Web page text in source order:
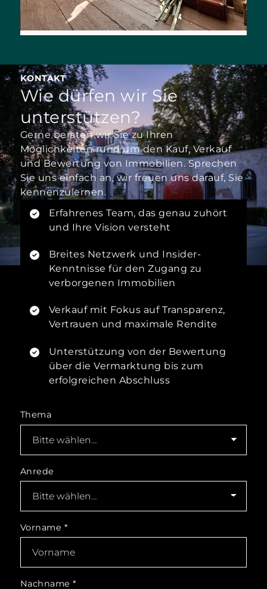
KONTAKT
Wie dürfen wir Sie
unterstützen?
Gerne beraten wir Sie zu Ihren
Möglichkeiten rund um den Kauf, Verkauf
und Bewertung von Immobilien. Sprechen
Sie uns einfach an, wir freuen uns darauf, Sie
kennenzulernen.
Erfahrenes Team, das genau zuhört
und Ihre Vision versteht
Breites Netzwerk und Insider-
Kenntnisse für den Zugang zu
verborgenen Immobilien
Verkauf mit Fokus auf Transparenz,
Vertrauen und maximale Rendite
Unterstützung von der Bewertung
über die Vermarktung bis zum
erfolgreichen Abschluss
Thema
Anrede
Vorname *
Nachname*